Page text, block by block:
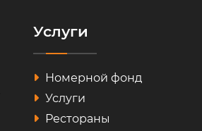
Услуги
Номерной фонд
Услуги
Рестораны